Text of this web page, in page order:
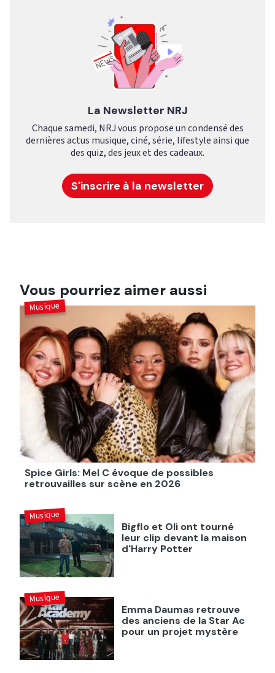
La Newsletter NRJ
Chaque samedi, NRJ vous propose un condensé des
dernières actus musique, ciné, série, lifestyle ainsi que
des quiz, des jeux et des cadeaux.
S'inscrire à la newsletter
Vous pourriez aimer aussi
Spice Girls: Mel C évoque de possibles
retrouvailles sur scène en 2026
Musique
Bigflo et Oli ont tourné
leur clip devant la maison
d'Harry Potter
Musique
Emma Daumas retrouve
des anciens de la Star Ac
pour un projet mystère
Musique